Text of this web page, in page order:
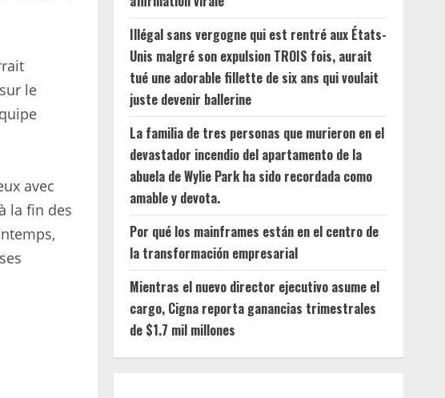
le
avec
la fin des
Illégal sans vergogne qui est rentré aux États-
Unis malgré son expulsion TROIS fois, aurait
tué une adorable fillette de six ans qui voulait
juste devenir ballerine
La familia de tres personas que murieron en el
devastador incendio del apartamento de la
abuela de Wylie Park ha sido recordada como
amable y devota.
Por qué los mainframes están en el centro de
la transformación empresarial
Mientras el nuevo director ejecutivo asume el
cargo, Cigna reporta ganancias trimestrales
de $1.7 mil millones